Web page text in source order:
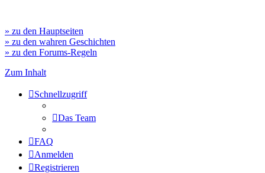
» zu den Hauptseiten
» zu den wahren Geschichten
» zu den Forums-Regeln
Zum Inhalt
Schnellzugriff
Das Team
FAQ
Anmelden
Registrieren